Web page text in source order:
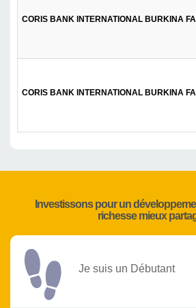
CORIS BANK INTERNATIONAL BURKINA
CORIS BANK INTERNATIONAL BURKINA
Investissons pour un
richesse mieux
Je suis un Débutant